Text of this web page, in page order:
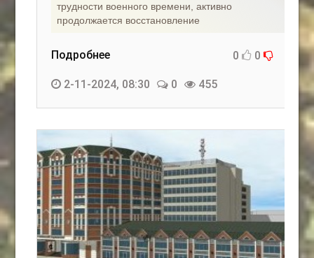
трудности военного времени, активно
продолжается восстановление
Подробнее 0 0
2-11-2024, 08:30 0 455